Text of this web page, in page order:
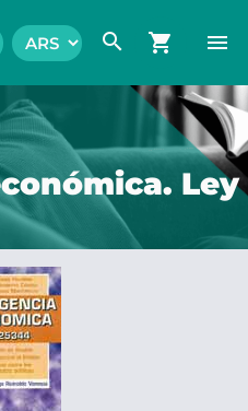
search shopping_cart menu
Ley